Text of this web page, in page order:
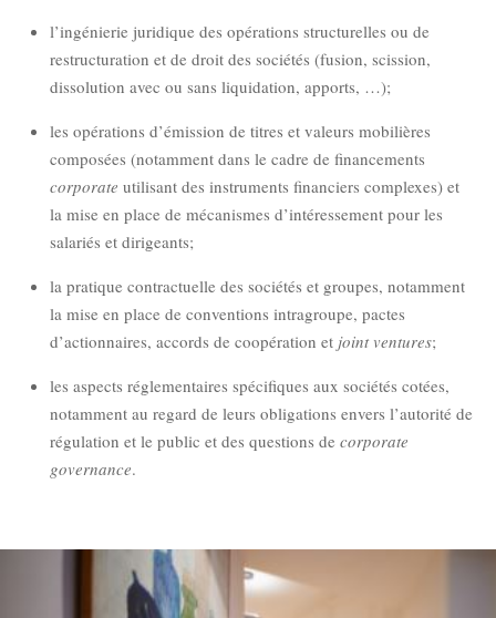
l’ingénierie juridique des opérations structurelles ou de
restructuration et de droit des sociétés (fusion, scission,
dissolution avec ou sans liquidation, apports, …);
les opérations d’émission de titres et valeurs mobilières
composées (notamment dans le cadre de financements
corporate utilisant des instruments financiers complexes) et
la mise en place de mécanismes d’intéressement pour les
salariés et dirigeants;
la pratique contractuelle des sociétés et groupes, notamment
la mise en place de conventions intragroupe, pactes
d’actionnaires, accords de coopération et joint ventures;
les aspects réglementaires spécifiques aux sociétés cotées,
notamment au regard de leurs obligations envers l’autorité de
régulation et le public et des questions de corporate
governance.